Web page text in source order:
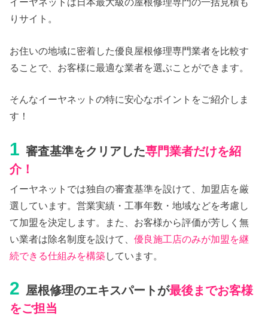
イーヤネットは日本最大級の屋根修理専門の一括見積も
りサイト。
お住いの地域に密着した優良屋根修理専門業者を比較す
ることで、お客様に最適な業者を選ぶことができます。
そんなイーヤネットの特に安心なポイントをご紹介しま
す！
1 審査基準をクリアした専門業者だけを紹
介！
イーヤネットでは独自の審査基準を設けて、加盟店を厳
選しています。営業実績・工事年数・地域などを考慮し
て加盟を決定します。また、お客様から評価が芳しく無
い業者は除名制度を設けて、優良施工店のみが加盟を継
続できる仕組みを構築しています。
2 屋根修理のエキスパートが最後までお客様
をご担当